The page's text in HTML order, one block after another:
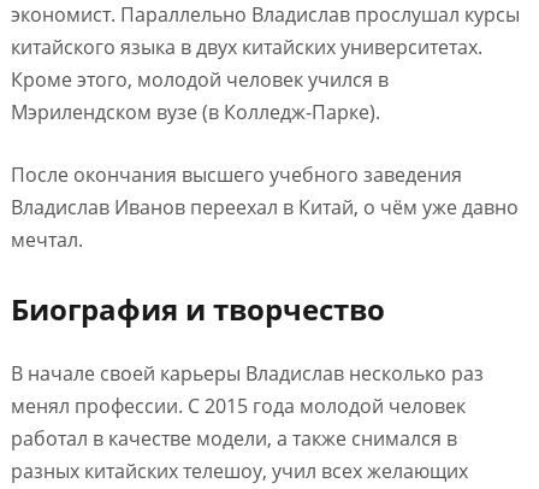
экономист. Параллельно Владислав прослушал курсы
китайского языка в двух китайских университетах.
Кроме этого, молодой человек учился в
Мэрилендском вузе (в Колледж-Парке).
После окончания высшего учебного заведения
Владислав Иванов переехал в Китай, о чём уже давно
мечтал.
Биография и творчество
В начале своей карьеры Владислав несколько раз
менял профессии. С 2015 года молодой человек
работал в качестве модели, а также снимался в
разных китайских телешоу, учил всех желающих